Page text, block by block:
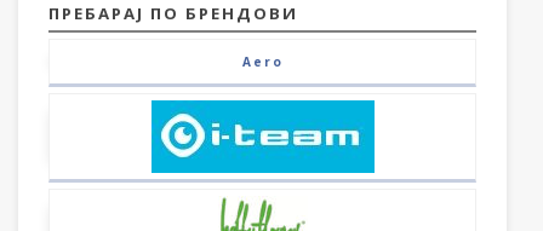
ПРЕБАРАЈ ПО БРЕНДОВИ
Aero